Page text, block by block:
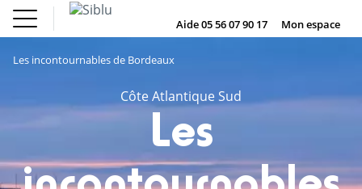
Aller
au
contenu
principal
Le Fun
DE IE NL EN
Vos envies
Hébergement
Le Fun Pass
Achat mobil home
Aide 05 56 07 90 17 Mon espace
Les incontournables de Bordeaux
Côte Atlantique Sud
Les